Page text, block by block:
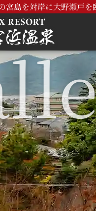
宮島を対岸に大野瀬戸